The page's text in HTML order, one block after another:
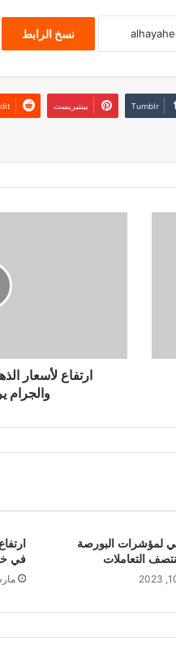
نسخ الرابط
بينتيريست
ارتفاع لأسعار
والجرام يرتفع
لمؤشرات البورصة
التعاملات
في
مارس